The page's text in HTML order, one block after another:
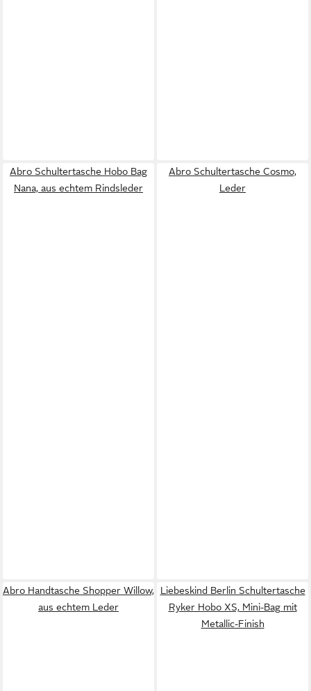
Abro Schultertasche Hobo Bag
Nana, aus echtem Rindsleder
Abro Schultertasche Cosmo,
Leder
Abro Handtasche Shopper Willow,
aus echtem Leder
Liebeskind Berlin Schultertasche
Ryker Hobo XS, Mini-Bag mit
Metallic-Finish